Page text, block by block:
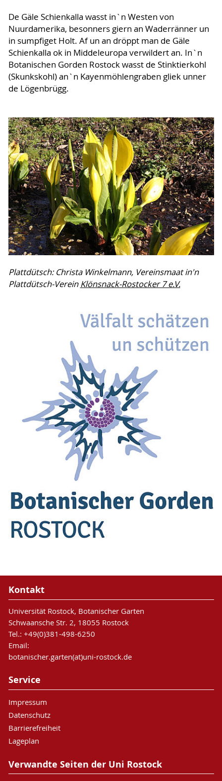
De Gäle Schienkalla wasst in`n Westen von
Nuurdamerika, besonners giern an Waderränner un
in sumpfiget Holt. Af un an dröppt man de Gäle
Schienkalla ok in Middeleuropa verwildert an. In`n
Botanischen Gorden Rostock wasst de Stinktierkohl
(Skunkskohl) an`n Kayenmöhlengraben gliek unner
de Lögenbrügg.
Plattdütsch: Christa Winkelmann, Vereinsmaat in'n
Plattdütsch-VereinKlönsnack-Rostocker 7 e.V.
Kontakt
Universität Rostock, Botanischer Garten
Schwaansche Str. 2, 18055 Rostock
Tel.: +49(0)381-498-6250
Email:
botanischer.garten(at)uni-rostock.de
Service
Impressum
Datenschutz
Barrierefreiheit
Lageplan
Verwandte Seiten der Uni Rostock